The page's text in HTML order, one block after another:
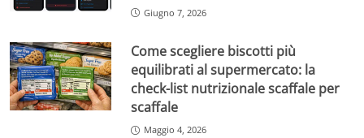
Giugno 7, 2026
Come scegliere biscotti più
equilibrati al supermercato: la
check-list nutrizionale scaffale per
scaffale
Maggio 4, 2026